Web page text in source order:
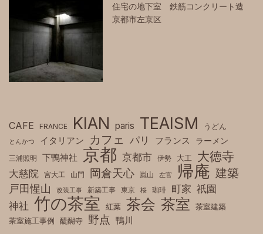
住宅の地下室 鉄筋コンクリート造
京都市左京区
CAFE FRANCE KIAN paris TEAISM うどん
とんかつ イタリアン カフェ パリ フランス ラーメン
三浦照明 下鴨神社 京都 京都市 伊勢 大工 大徳寺
大慈院 宮大工 山門 岡倉天心 嵐山 左官 帰庵 建築
戸田惺山 改装工事 新築工事 東京 桜 珈琲 町家 祇園
神社 竹の茶室 紅葉 茶会 茶室
茶室建築
茶室施工事例
醍醐寺 野点 鴨川